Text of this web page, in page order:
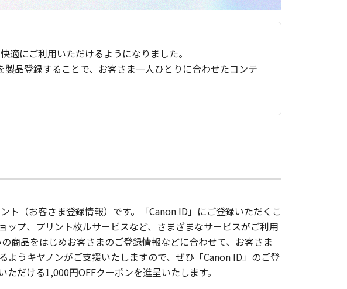
にご利用いただけるようになりました。
品登録することで、お客さま一人ひとりに合わせたコンテ
ト（お客さま登録情報）です。「Canon ID」にご登録いただくこ
ップ、プリント枚ルサービスなど、さまざまなサービスがご利用
商品をはじめお客さまのご登録情報などに合わせて、お客さま
うキヤノンがご支援いたしますので、ぜひ「Canon ID」のご登
だける1,000円OFFクーポンを進呈いたします。